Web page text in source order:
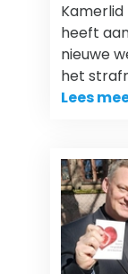
Kamerlid
heeft
nieuwe
het
Lees